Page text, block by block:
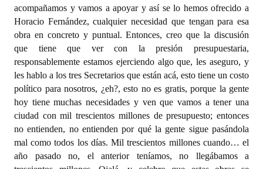
acompañamos y vamos a apoyar y así se lo hemos ofrecido a
Horacio Fernández, cualquier necesidad que tengan para esa
obra en concreto y puntual. Entonces, creo que la discusión
que tiene que ver con la presión presupuestaria,
responsablemente estamos ejerciendo algo que, les aseguro, y
les hablo a los tres Secretarios que están acá, esto tiene un costo
político para nosotros, ¿eh?, esto no es gratis, porque la gente
hoy tiene muchas necesidades y ven que vamos a tener una
ciudad con mil trescientos millones de presupuesto; entonces
no entienden, no entienden por qué la gente sigue pasándola
mal como todos los días. Mil trescientos millones cuando… el
año pasado no, el anterior teníamos, no llegábamos a